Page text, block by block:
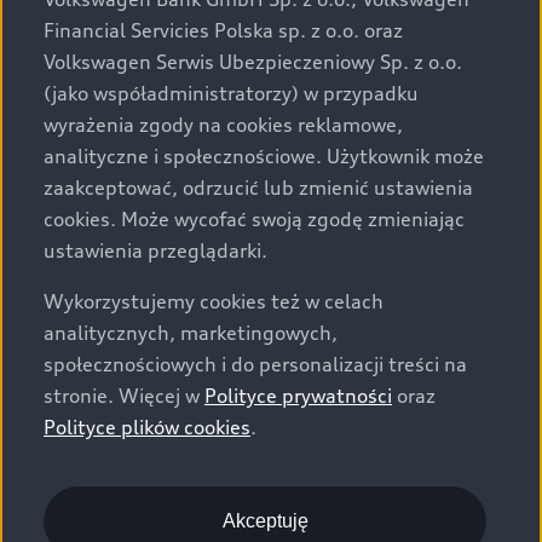
Financial Servicies Polska sp. z o.o. oraz
Volkswagen Serwis Ubezpieczeniowy Sp. z o.o.
(jako współadministratorzy) w przypadku
wyrażenia zgody na cookies reklamowe,
analityczne i społecznościowe. Użytkownik może
zaakceptować, odrzucić lub zmienić ustawienia
cookies. Może wycofać swoją zgodę zmieniając
ustawienia przeglądarki.
Wykorzystujemy cookies też w celach
analitycznych, marketingowych,
społecznościowych i do personalizacji treści na
stronie. Więcej w Polityce prywatności oraz
Polityce plików cookies.
Akceptuję
za dopłatą. Wiążące ustalenie ceny, wyposażenia i
specyfikacji pojazdu następują w umowie sprzedaży, a
określenie parametrów technicznych zawiera
świadectwo homologacji typu pojazdu. Zastrzegamy
sobie prawo do zmian i pomyłek. Wszelkie informacje
prezentowane na stronie są aktualne na dzień ich
zamieszczania. W celu uzyskania najnowszych
informacji prosimy kontaktować się z Partnerem Marki
Audi.
Wszystkie produkowane obecnie samochody marki Audi
są wykonywane z materiałów spełniających pod
względem możliwości odzysku i recyklingu wymagania
określone w normie ISO 22628 i są zgodne z
europejskimi świadectwami homologacji wydanymi wg
o.o. podlega obowiązkowi zapewnienia wszystkim
użytkownikom samochodów marki Volkswagen sieci